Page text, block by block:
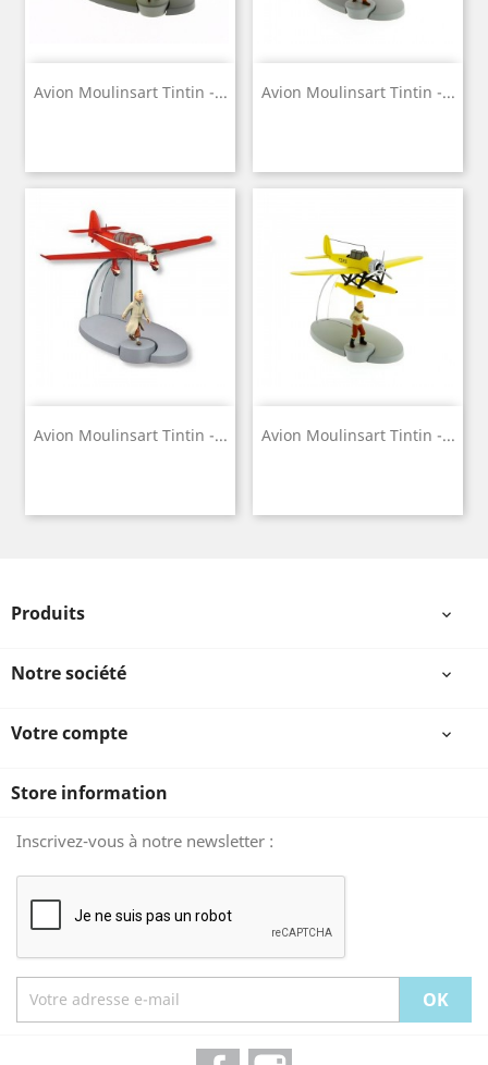
Avion Moulinsart Tintin -... Avion Moulinsart Tintin -...
Avion Moulinsart Tintin -... Avion Moulinsart Tintin -...
Produits 
Notre société 
Votre compte 
Store information
Inscrivez-vous à notre newsletter :
Facebook